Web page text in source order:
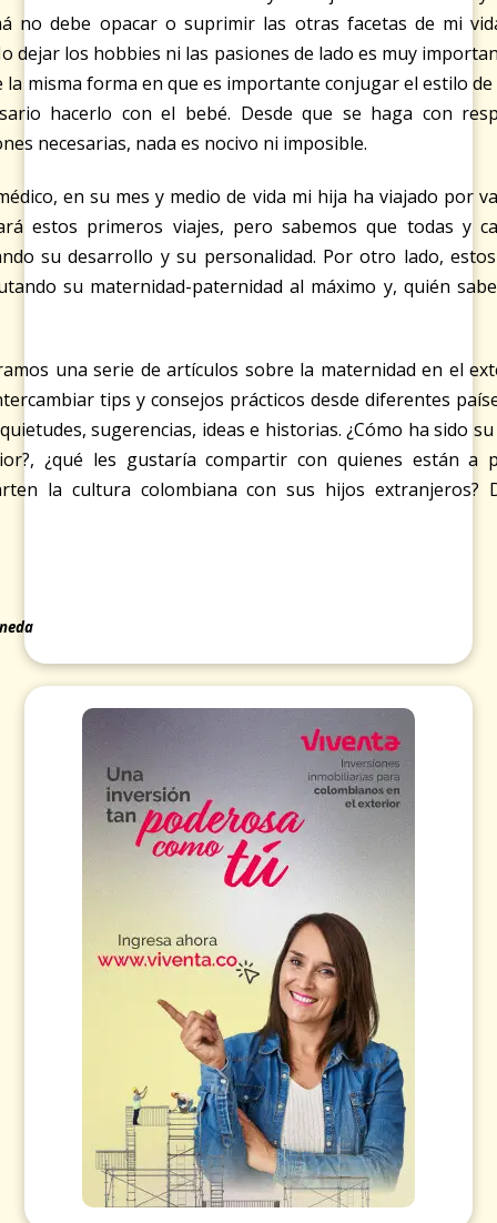
no debe opacar o suprimir las otras facetas de mi
dejar los hobbies ni las pasiones de lado es muy
misma forma en que es importante conjugar el estilo
hacerlo con el bebé. Desde que se haga con
necesarias, nada es nocivo ni imposible.
en su mes y medio de vida mi hija ha viajado por
estos primeros viajes, pero sabemos que todas y
su desarrollo y su personalidad. Por otro lado,
su maternidad-paternidad al máximo y, quién
una serie de artículos sobre la maternidad en el
tips y consejos prácticos desde diferentes
sugerencias, ideas e historias. ¿Cómo ha sido
¿qué les gustaría compartir con quienes están
la cultura colombiana con sus hijos extranjeros?